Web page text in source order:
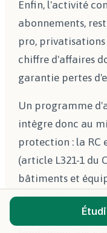
Enfin, l'activité
abonnements,
pro, privatisations
chiffre d'affaires
garantie pertes
Un programme
intègre donc au
protection : la
(article L321-1 du
bâtiments et
matériel
garantie perte